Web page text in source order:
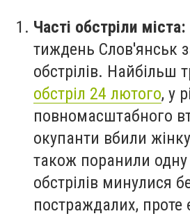
Часті обстріли міста:
тиждень Слов'янськ
обстрілів. Найбільш
обстріл 24 лютого, у
повномасштабного
окупанти вбили
також поранили
обстрілів минулися
постраждалих,